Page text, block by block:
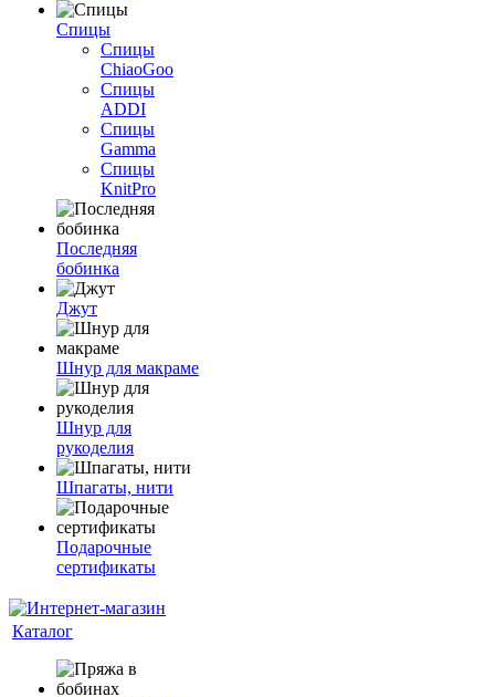
Спицы
Спицы
ChiaoGoo
Спицы
ADDI
Спицы
Gamma
Спицы
KnitPro
Последняя
бобинка
Джут
Шнур для макраме
Шнур для
рукоделия
Шпагаты, нити
Подарочные
сертификаты
Каталог